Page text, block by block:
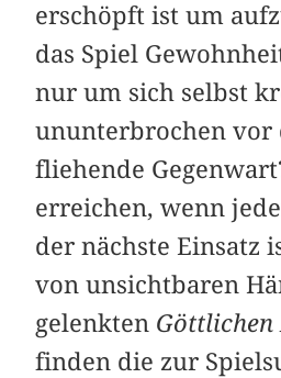
erschöpft ist um
das Spiel
nur um sich selbst
ununterbrochen vor
fliehende
er­reichen, wenn
der nächste ­Einsatz
von unsichtbaren
gelenkten Göttlichen
finden die zur